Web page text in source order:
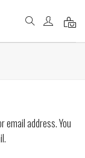
email address. You